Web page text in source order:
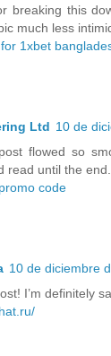
breaking this
much less
1xbet
Ltd 10 de
flowed so
read until the end.
code
10 de diciembre
I’m definitely